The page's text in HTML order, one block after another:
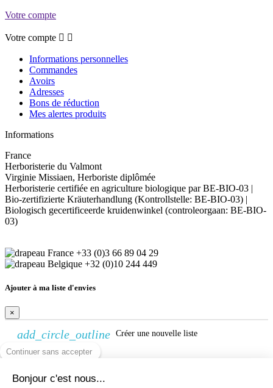
Bonjour c'est nous...
Votre compte
Votre compte  
Informations personnelles
Commandes
Avoirs
Adresses
Bons de réduction
Mes alertes produits
Informations
France
Herboristerie du Valmont
Virginie Missiaen, Herboriste diplômée
Herboristerie certifiée en agriculture biologique par BE-BIO-03 |
Bio-zertifizierte Kräuterhandlung (Kontrollstelle: BE-BIO-03) |
Biologisch gecertificeerde kruidenwinkel (controleorgaan: BE-BIO-
03)
+33 (0)3 66 89 04 29
+32 (0)10 244 449
Ajouter à ma liste d'envies
×
add_circle_outline Créer une nouvelle liste